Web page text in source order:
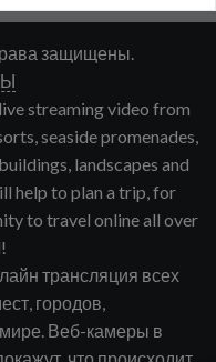
защищены.
streaming video from
seaside promenades,
landscapes and
help to plan a trip, for
to travel online all over
трансляция всех
городов,
Веб-камеры в